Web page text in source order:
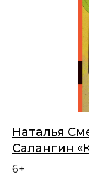
Наталья
Салангин
6+